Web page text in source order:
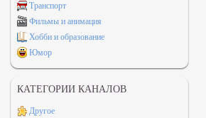
Транспорт
Фильмы и анимация
Хобби и образование
Юмор
КАТЕГОРИИ КАНАЛОВ
Другое